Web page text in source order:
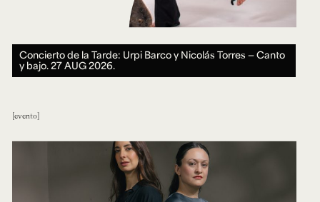
Concierto de la Tarde: Urpi Barco y Nicolás Torres — Canto
y bajo.27 AUG 2026.
evento